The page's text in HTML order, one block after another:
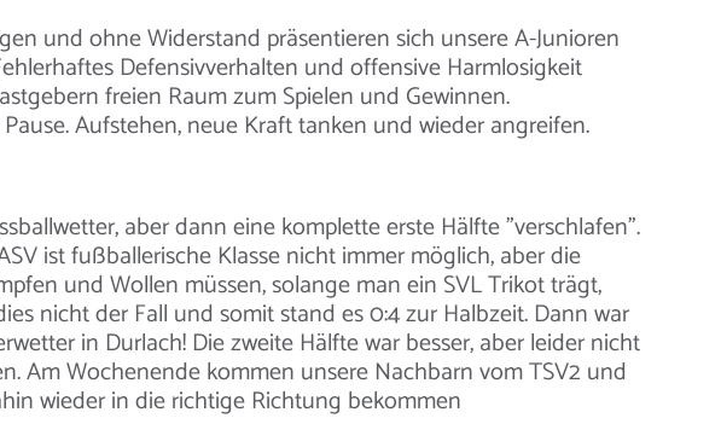
und ohne Widerstand präsentieren sich unsere A-Junioren
Defensivverhalten und offensive Harmlosigkeit
freien Raum zum Spielen und Gewinnen.
Aufstehen, neue Kraft tanken und wieder angreifen.
aber dann eine komplette erste Hälfte "verschlafen".
ist fußballerische Klasse nicht immer möglich, aber die
und Wollen müssen, solange man ein SVL Trikot trägt,
nicht der Fall und somit stand es 0:4 zur Halbzeit. Dann war
in Durlach! Die zweite Hälfte war besser, aber leider nicht
Am Wochenende kommen unsere Nachbarn vom TSV2 und
wieder in die richtige Richtung bekommen